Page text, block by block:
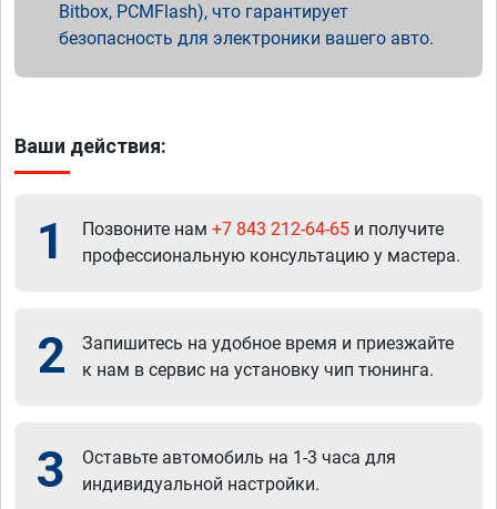
Bitbox, PCMFlash), что гарантирует
безопасность для электроники вашего авто.
Ваши действия:
1 Позвоните нам +7 843 212-64-65 и получите
профессиональную консультацию у мастера.
2
Запишитесь на удобное время и приезжайте
к нам в сервис на установку чип тюнинга.
3
Оставьте автомобиль на 1-3 часа для
индивидуальной настройки.